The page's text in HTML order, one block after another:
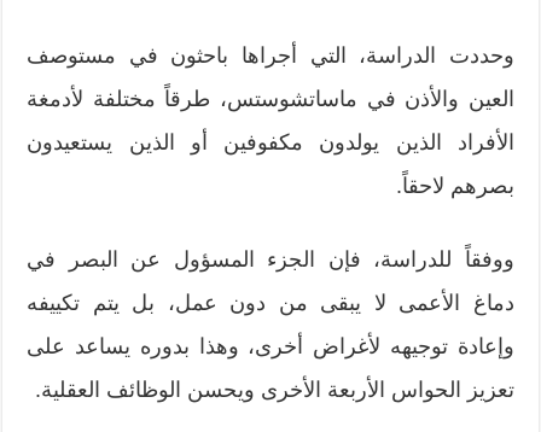
وحددت الدراسة، التي أجراها باحثون في مستوصف
العين والأذن في ماساتشوستس، طرقاً مختلفة لأدمغة
الأفراد الذين يولدون مكفوفين أو الذين يستعيدون
بصرهم لاحقاً.
ووفقاً للدراسة، فإن الجزء المسؤول عن البصر في
دماغ الأعمى لا يبقى من دون عمل، بل يتم تكييفه
وإعادة توجيهه لأغراض أخرى، وهذا بدوره يساعد على
تعزيز الحواس الأربعة الأخرى ويحسن الوظائف العقلية.